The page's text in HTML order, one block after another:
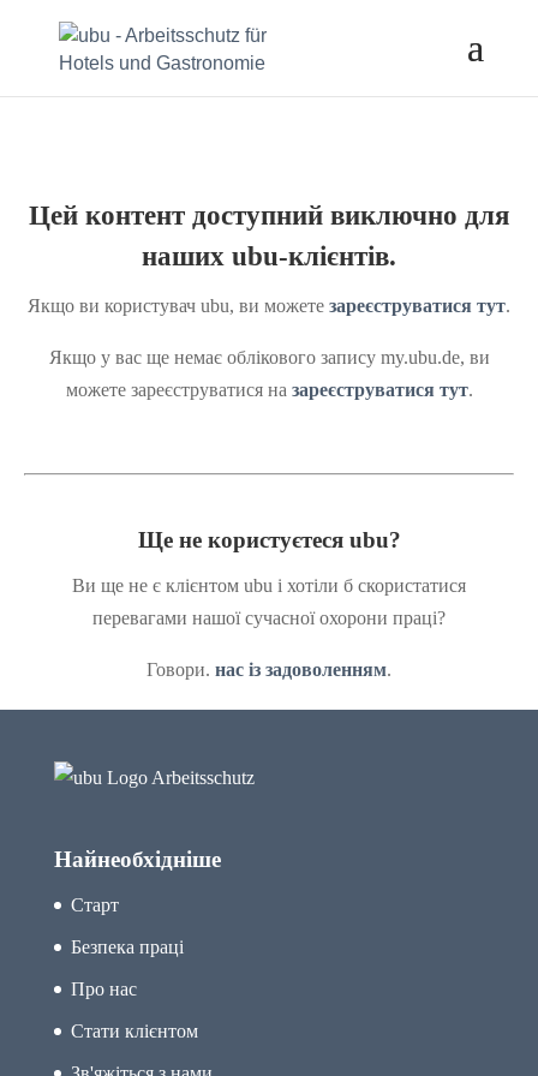
Цей контент доступний виключно для
наших ubu-клієнтів.
Якщо ви користувач ubu, ви можете зареєструватися тут.
Якщо у вас ще немає облікового запису my.ubu.de, ви
можете зареєструватися на зареєструватися тут.
Ще не користуєтеся ubu?
Ви ще не є клієнтом ubu і хотіли б скористатися
перевагами нашої сучасної охорони праці?
Говори. нас із задоволенням.
Найнеобхідніше
Старт
Безпека праці
Про нас
Стати клієнтом